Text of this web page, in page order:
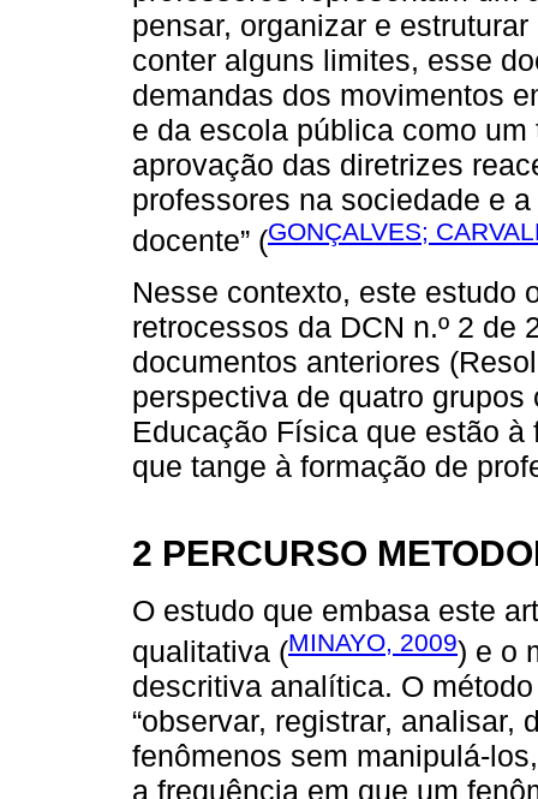
pensar, organizar e
conter alguns limites, esse
demandas dos movimentos
e da escola pública como
aprovação das diretrizes
professores na sociedade e
docente” (GONÇALVES;
Nesse contexto, este estudo
retrocessos da DCN n.º 2 de
documentos anteriores
perspectiva de quatro
Educação Física que estão
que tange à formação de
2 PERCURSO
O estudo que embasa este
qualitativa (MINAYO, 2009) e o
descritiva analítica. O
“observar, registrar, analisar,
fenômenos sem manipulá-
a frequência em que um